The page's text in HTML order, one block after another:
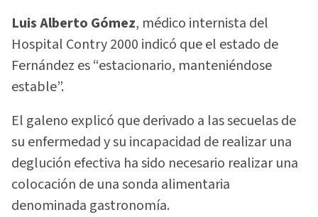
Luis Alberto Gómez, médico internista del
Hospital Contry 2000 indicó que el estado de
Fernández es “estacionario, manteniéndose
estable”.
El galeno explicó que derivado a las secuelas de
su enfermedad y su incapacidad de realizar una
deglución efectiva ha sido necesario realizar una
colocación de una sonda alimentaria
denominada gastronomía.